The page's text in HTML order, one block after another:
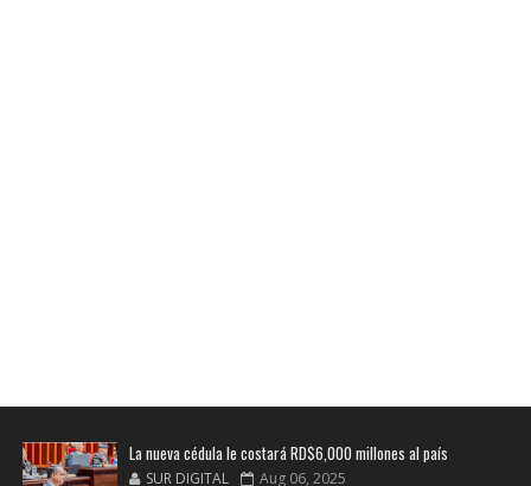
La nueva cédula le costará RD$6,000 millones al país
SUR DIGITAL Aug 06, 2025